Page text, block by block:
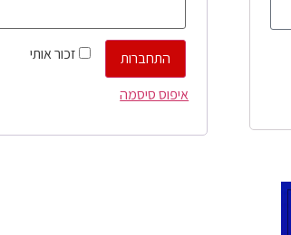
זכור אותי
התחברות
איפוס סיסמה